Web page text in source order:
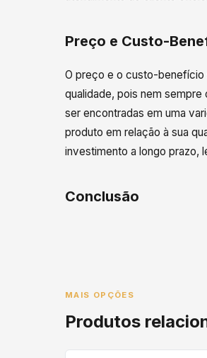
Preço e Custo-
O preço e o custo-benefício
qualidade, pois nem
ser encontradas em uma
produto em relação à sua
investimento a longo prazo,
Conclusão
MAIS OPÇÕES
Produtos